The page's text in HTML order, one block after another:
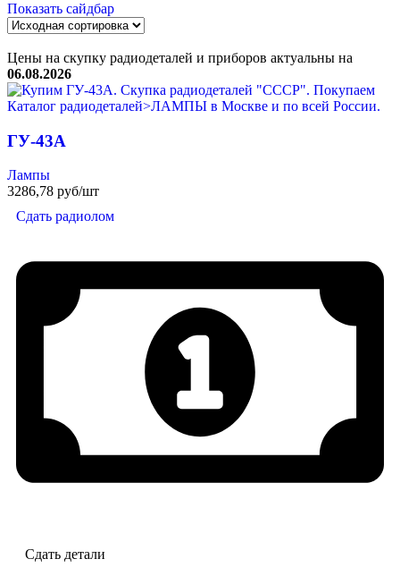
Показать сайдбар
Цены на скупку радиодеталей и приборов актуальны на
06.08.2026
ГУ-43А
Лампы
3286,78 руб/шт
Сдать радиолом
Сдать детали